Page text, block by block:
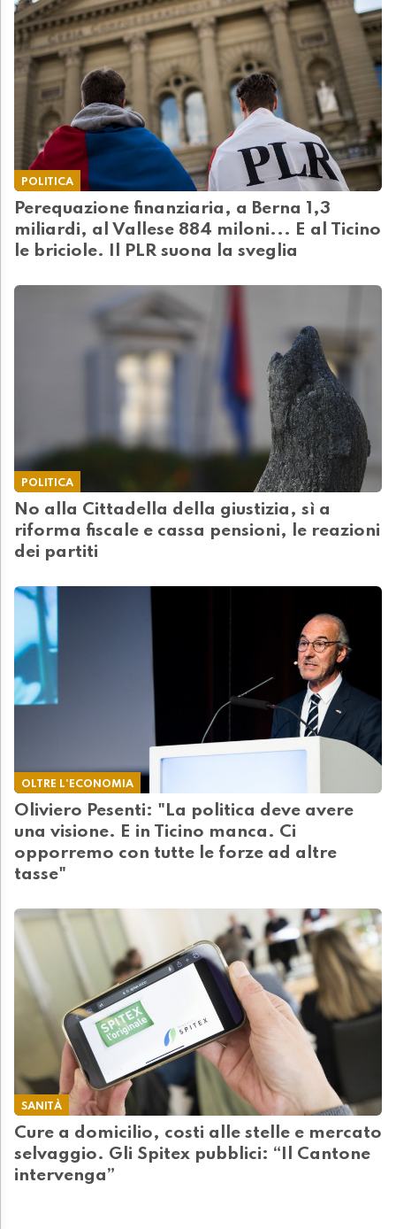
POLITICA
Perequazione finanziaria, a Berna 1,3
miliardi, al Vallese 884 miloni... E al Ticino
le briciole. Il PLR suona la sveglia
POLITICA
No alla Cittadella della giustizia, sì a
riforma fiscale e cassa pensioni, le reazioni
dei partiti
OLTRE L'ECONOMIA
Oliviero Pesenti: "La politica deve avere
una visione. E in Ticino manca. Ci
opporremo con tutte le forze ad altre
tasse"
SANITÀ
Cure a domicilio, costi alle stelle e mercato
selvaggio. Gli Spitex pubblici: “Il Cantone
intervenga”